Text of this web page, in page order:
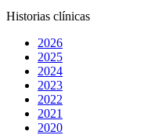
Historias clínicas
2026
2025
2024
2023
2022
2021
2020